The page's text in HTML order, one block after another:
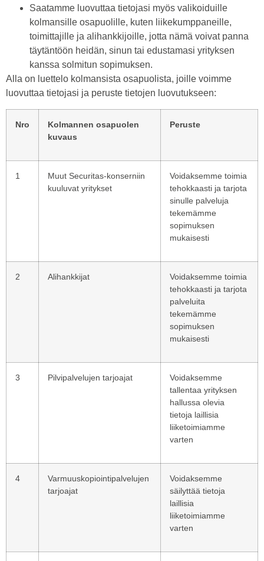
Saatamme luovuttaa tietojasi myös valikoiduille
kolmansille osapuolille, kuten liikekumppaneille,
toimittajille ja alihankkijoille, jotta nämä voivat panna
täytäntöön heidän, sinun tai edustamasi yrityksen
kanssa solmitun sopimuksen.
Alla on luettelo kolmansista osapuolista, joille voimme
luovuttaa tietojasi ja peruste tietojen luovutukseen:
Nro
Kolmannen osapuolen
kuvaus
Peruste
1
Muut Securitas-konserniin
kuuluvat yritykset
Voidaksemme toimia
tehokkaasti ja tarjota
sinulle palveluja
tekemämme
sopimuksen
mukaisesti
2 Alihankkijat
Voidaksemme toimia
tehokkaasti ja tarjota
palveluita
tekemämme
sopimuksen
mukaisesti
3 Pilvipalvelujen tarjoajat
Voidaksemme
tallentaa yrityksen
hallussa olevia
tietoja laillisia
liiketoimiamme
varten
4
Varmuuskopiointipalvelujen
tarjoajat
Voidaksemme
säilyttää tietoja
laillisia
liiketoimiamme
varten